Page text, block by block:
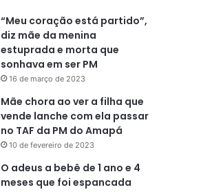
“Meu coração está partido”,
diz mãe da menina
estuprada e morta que
sonhava em ser PM
16 de março de 2023
Mãe chora ao ver a filha que
vende lanche com ela passar
no TAF da PM do Amapá
10 de fevereiro de 2023
O adeus a bebê de 1 ano e 4
meses que foi espancada